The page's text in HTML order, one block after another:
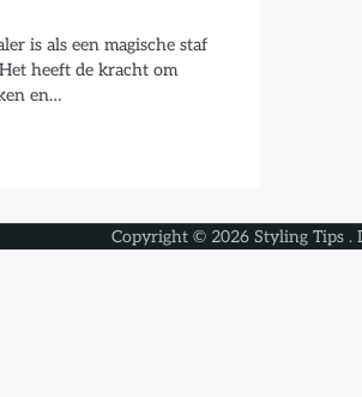
is als een magische staf
heeft de kracht om
en…
Copyright © 2026 Styling Tips .